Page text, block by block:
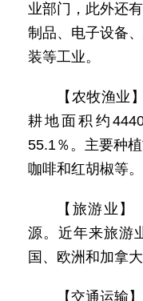
业部门，此外还
制品、电子设备
装等工业。
【农牧渔业
耕地面积约
55.1％。主要种
咖啡和红胡椒等。
【旅游业
源。近年来旅游
国、欧洲和加拿大
【交通运输